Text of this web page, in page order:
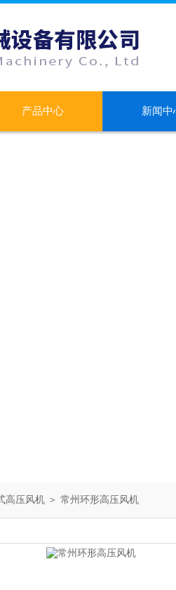
产品中心 新闻中
高压风机 ＞ 常州环形高压风机